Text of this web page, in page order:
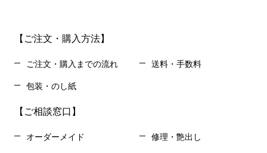
【ご注文・購入方法】
ご注文・購入までの流れ 送料・手数料
包装・のし紙
【ご相談窓口】
オーダーメイド 修理・艶出し